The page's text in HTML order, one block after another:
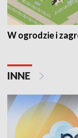
W ogrodzie i
INNE